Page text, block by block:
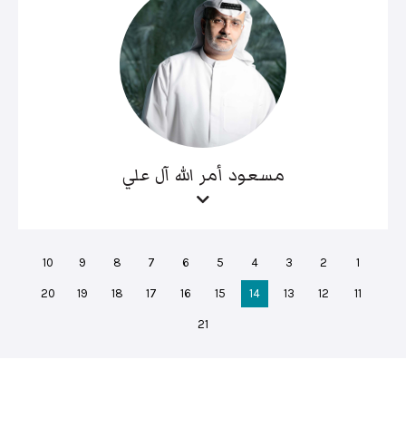
مسعود أمر الله آل علي
1
2
3
4
5
6
7
8
9
10
11
12
13
14
15
16
17
18
19
20
21